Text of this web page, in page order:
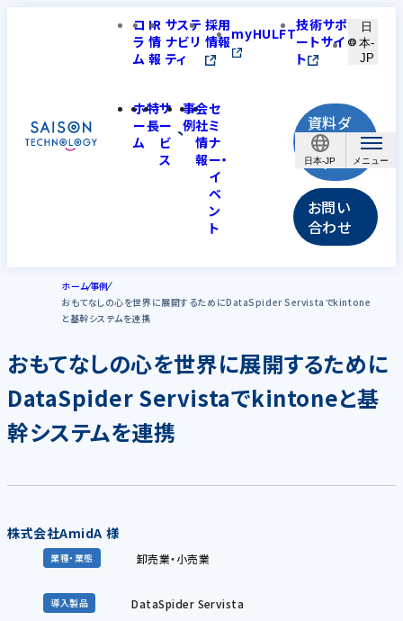
日本-JP
コ
ラ
ム
IR
情
報
サステ
ナビリ
ティ
採用
情報myHULFT技術サポ
ートサイ
ト
日
本-
JP
ホ
ー
ム
特
長
サ
ー
ビ
ス
事
例
会
社
情
報
セ
ミ
ナ
ー・
イ
ベ
ン
ト
資料ダ
ウンロ
ード
お問い
合わせ
ホーム事例
おもてなしの心を世界に展開するためにDataSpider Servistaでkintone
と基幹システムを連携
おもてなしの心を世界に展開するために
DataSpider Servistaでkintoneと基
幹システムを連携
株式会社AmidA 様
業種・業態 卸売業・小売業
導入製品 DataSpider Servista